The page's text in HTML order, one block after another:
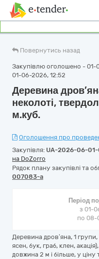
Повернутись назад
Закупівлю оголошено - 01-
01-06-2026, 12:52
Деревина
неколоті,
м.куб.
Оголошення про
Закупівля: UA-2026-06-
на DoZorro
Рядок плану закупівлі та
007083-a
Період
з 01-
по 08-
Деревина дров’яна, 1
ясен, бук, граб, клен,
довжина 2 м і більше, у